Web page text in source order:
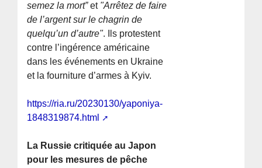
semez la mort”et "Arrêtez de faire
de l’argent sur le chagrin de
quelqu’un d’autre". Ils protestent
contre l’ingérence américaine
dans les événements en Ukraine
et la fourniture d’armes à Kyiv.
https://ria.ru/20230130/yaponiya-
1848319874.html
La Russie critiquée au Japon
pour les mesures de pêche